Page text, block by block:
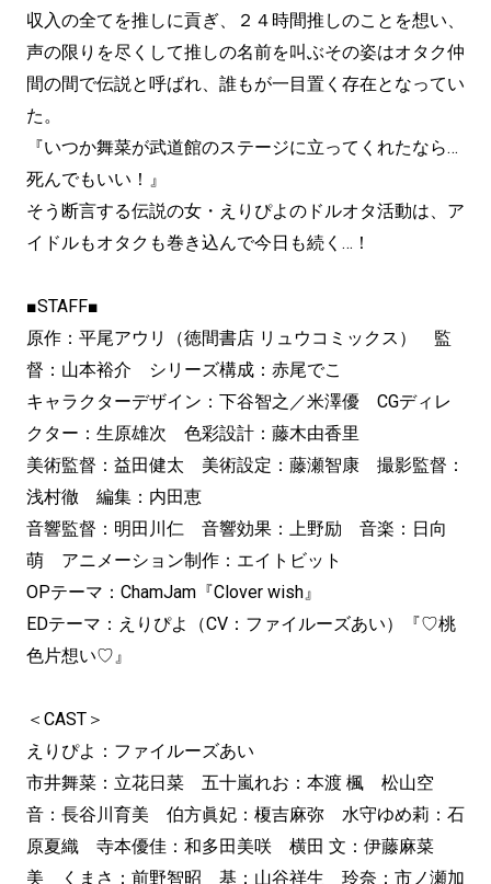
収入の全てを推しに貢ぎ、２４時間推しのことを想い、
声の限りを尽くして推しの名前を叫ぶその姿はオタク仲
間の間で伝説と呼ばれ、誰もが一目置く存在となってい
た。
『いつか舞菜が武道館のステージに立ってくれたなら…
死んでもいい！』
そう断言する伝説の女・えりぴよのドルオタ活動は、ア
イドルもオタクも巻き込んで今日も続く…！
■STAFF■
原作：平尾アウリ（徳間書店 リュウコミックス） 監
督：山本裕介 シリーズ構成：赤尾でこ
キャラクターデザイン：下谷智之／米澤優 CGディレ
クター：生原雄次 色彩設計：藤木由香里
美術監督：益田健太 美術設定：藤瀬智康 撮影監督：
浅村徹 編集：内田恵
音響監督：明田川仁 音響効果：上野励 音楽：日向
萌 アニメーション制作：エイトビット
OPテーマ：ChamJam『Clover wish』
EDテーマ：えりぴよ（CV：ファイルーズあい）『♡桃
色片想い♡』
＜CAST＞
えりぴよ：ファイルーズあい
市井舞菜：立花日菜 五十嵐れお：本渡 楓 松山空
音：長谷川育美 伯方眞妃：榎吉麻弥 水守ゆめ莉：石
原夏織 寺本優佳：和多田美咲 横田 文：伊藤麻菜
美 くまさ：前野智昭 基：山谷祥生 玲奈：市ノ瀬加